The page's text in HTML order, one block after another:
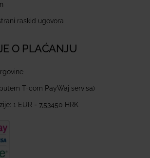
raskid ugovora
O PLAĆANJU
T-com PayWaj servisa)
1 EUR = 7,53450 HRK